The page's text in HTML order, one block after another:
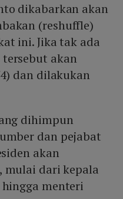
dikabarkan akan
(reshuffle)
ini. Jika tak ada
akan
dan dilakukan
dihimpun
dan pejabat
akan
mulai dari kepala
menteri